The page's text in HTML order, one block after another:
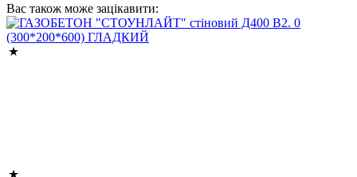
Вас також може зацікавити: